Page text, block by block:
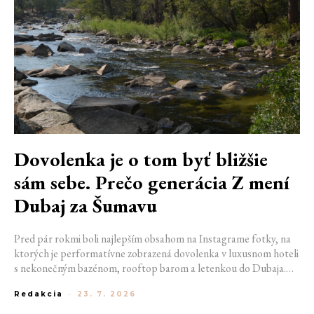
Dovolenka je o tom byť bližšie
sám sebe. Prečo generácia Z mení
Dubaj za Šumavu
Pred pár rokmi boli najlepším obsahom na Instagrame fotky, na
ktorých je performatívne zobrazená dovolenka v luxusnom hoteli
s nekonečným bazénom, rooftop barom a letenkou do Dubaja.
Jizerských horách. Ranné kúpanie v lome. Výlet vlakom na
Redakcia - 23. 7. 2026